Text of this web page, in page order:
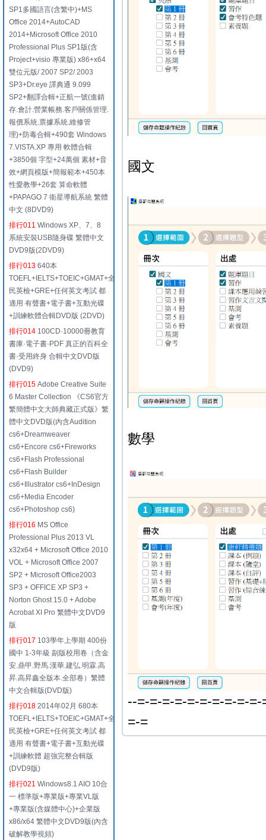
SP1多國語言(含繁中)+MS
Office 2014+AutoCAD
2014+Microsoft Office 2010
Professional Plus SP1版(含
Project+visio 專業版) x86+x64
雙位元版/ 2007 SP2/ 2003
SP3+Dr.eye 譯典通 9.099
SP2+翻譯合輯+正航一號(進銷
存.會計.營業帳務.客戶關係管理.
報價系統.票據系統.維修管
理)+防毒合輯+490套 Windows
7.VISTA.XP 專用 軟體合輯
+3850個 字型+24萬個 素材+音
效+網頁模版+簡報範本+450本
性愛教學+26套 算命軟體
+PAPAGO 7 衛星導航系統 繁體
中文 (8DVD9)
排行011 Windows XP、7、8
系統安裝USB隨身碟 繁體中文
DVD9版(2DVD9)
排行013 640本
TOEFL+IELTS+TOEIC+GMAT+全
民英檢+GRE+任何英文考試 都
適用 有聲書+電子書+互動光碟
+訓練軟體合輯DVD版 (2DVD)
排行014 100CD·10000冊教育
書庫·電子書·PDF 真正的百科全
書·受用終身 合輯中文DVD版
(DVD9)
排行015 Adobe Creative Suite
6 Master Collection 《CS6官方
繁簡體中文大師典藏正式版》繁
體中文DVD版(內含Audition
cs6+Dreamweaver
cs6+Encore cs6+Fireworks
cs6+Flash Professional
cs6+Flash Builder
cs6+Illustrator cs6+InDesign
cs6+Media Encoder
cs6+Photoshop cs6)
排行016 MS Office
Professional Plus 2013 VL
x32x64 + Microsoft Office 2010
VOL + Microsoft Office 2007
SP2 + Microsoft Office2003
SP3 + OFFICE XP SP3 +
Norton Ghost 15.0 + Adobe
Acrobat XI Pro 繁體中文DVD9
版
排行017 103學年上學期 400份
國中 1-3年級 副版校用卷（含金
安.鼎甲.野馬.漢華.建弘.明霖.高
昇.高昇鑫全版本.全部卷）繁體
中文合輯版(DVD版)
排行018 2014年02月 680本
TOEFL+IELTS+TOEIC+GMAT+全
民英檢+GRE+任何英文考試 都
適用 有聲書+電子書+互動光碟
+訓練軟體 超強完整合輯版
(DVD9版)
排行021 Windows8.1 AIO 10合
一 標準版+專業版+專業VL版
+專業版(含媒體中心)+企業版
x86/x64 繁體中文DVD9版(內含
破解教學視頻)
國文
數學
--=-=-=-=-=-=-=-=-=-
=-=